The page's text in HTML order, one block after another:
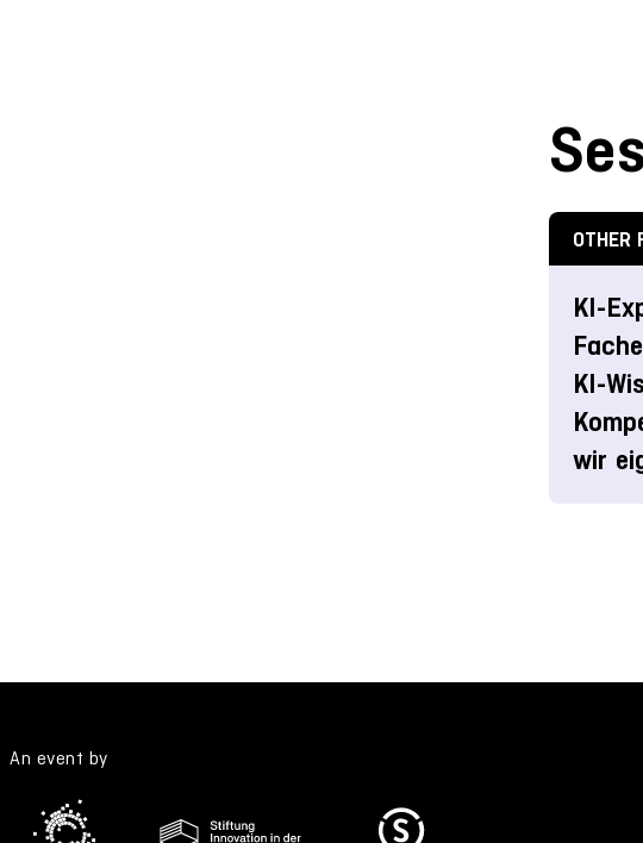
OTHER
KI-
KI-
wir
An event by